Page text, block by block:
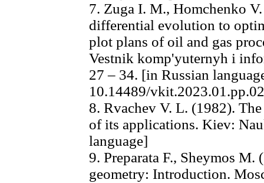
7. Zuga I. M., Homchenko
differential evolution to
plot plans of oil and gas
Vestnik komp'yuternyh i
27 – 34. [in Russian
10.14489/
8. Rvachev V. L. (1982).
of its applications. Kiev:
language]
9. Preparata F., Sheymos
geometry: Introduction.